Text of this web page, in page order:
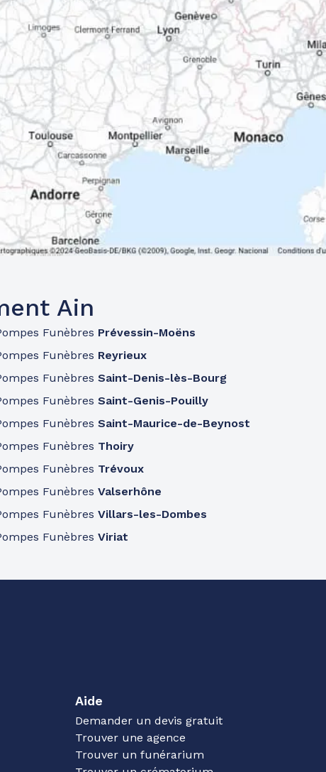
Ain
Funèbres Prévessin-Moëns
Funèbres Reyrieux
FunèbresSaint-Denis-lès-Bourg
FunèbresSaint-Genis-Pouilly
FunèbresSaint-Maurice-de-Beynost
Funèbres Thoiry
Funèbres Trévoux
FunèbresValserhône
FunèbresVillars-les-Dombes
FunèbresViriat
Aide
Demander un devis gratuit
Trouver une agence
Trouver un funérarium